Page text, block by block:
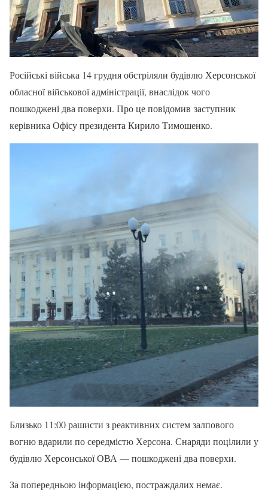
Російські війська 14 грудня обстріляли будівлю Херсонської
обласної військової адміністрації, внаслідок чого
пошкоджені два поверхи. Про це повідомив заступник
керівника Офісу президента Кирило Тимошенко.
Близько 11:00 рашисти з реактивних систем залпового
вогню вдарили по середмістю Херсона. Снаряди поцілили у
будівлю Херсонської ОВА — пошкоджені два поверхи.
За попередньою інформацією, постраждалих немає.